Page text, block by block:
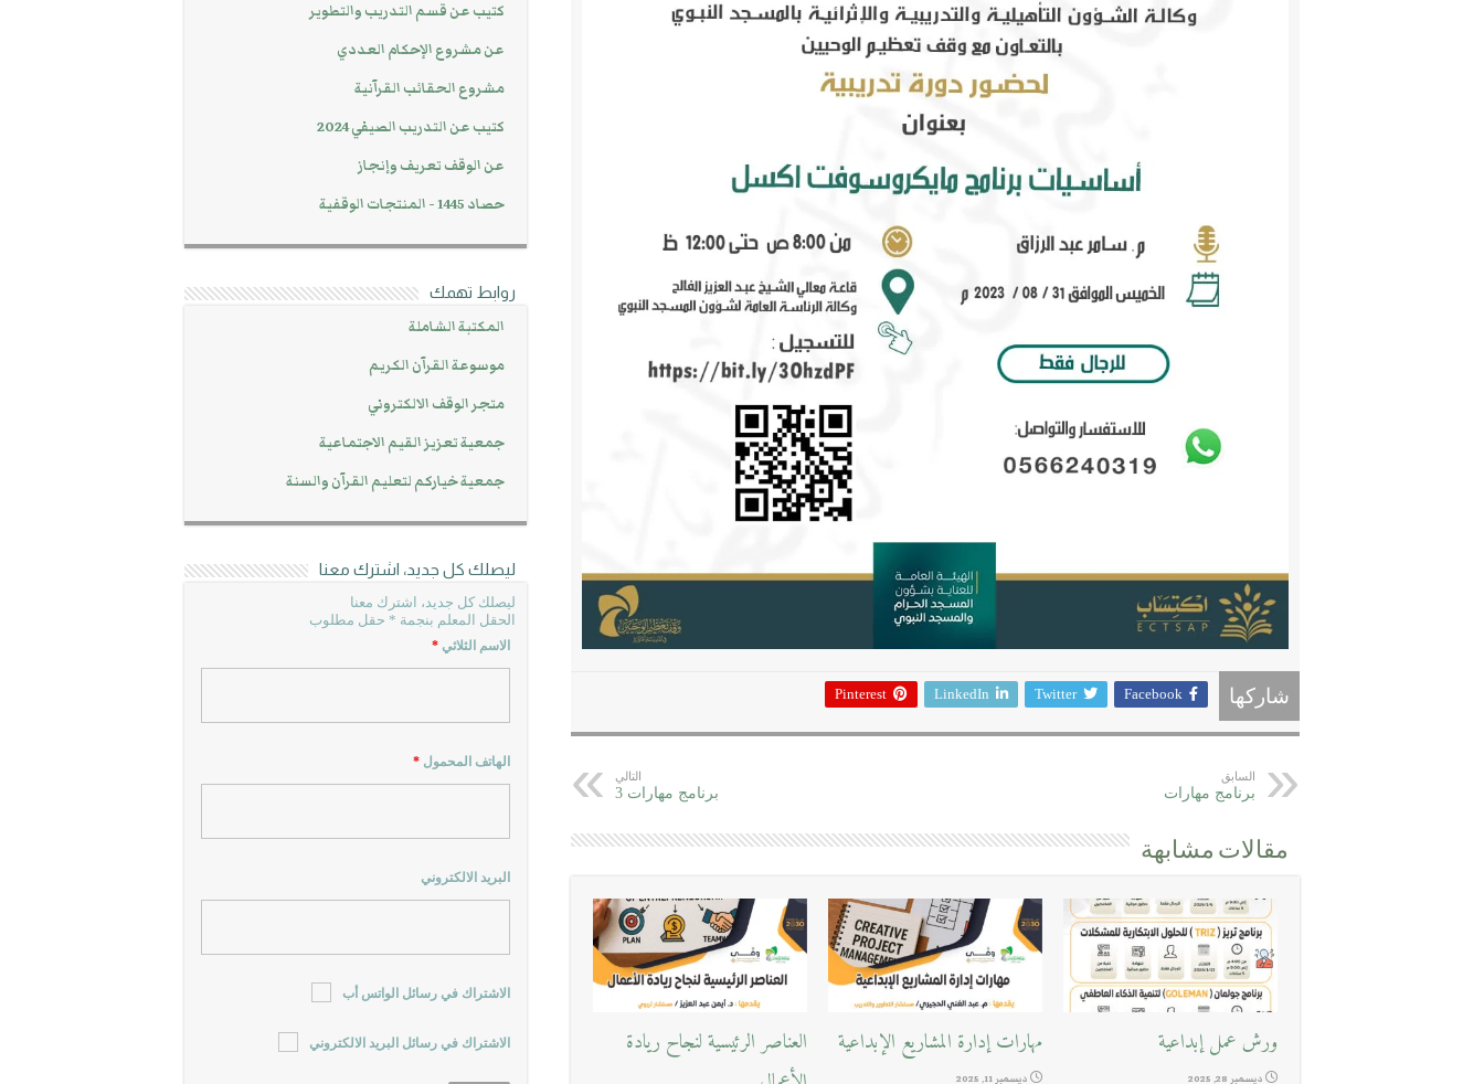
شاركها Facebook
Twitter
LinkedIn
Pinterest
السابق
برنامج مهارات
التالي
برنامج مهارات 3
مقالات مشابهة
ورش عمل إبداعية
ديسمبر 28, 2025
مهارات إدارة المشاريع الإبداعية
ديسمبر 11, 2025
العناصر الرئيسية لنجاح ريادة
كتيب عن قسم التدريب والتطوير
عن مشروع الإحكام العددي
مشروع الحقائب القرآنية
كتيب عن التدريب الصيفي 2024
عن الوقف تعريف وإنجاز
حصاد 1445 - المنتجات الوقفية
روابط تهمك
المكتبة الشاملة
موسوعة القرآن الكريم
متجر الوقف الالكتروني
جمعية تعزيز القيم الاجتماعية
جمعية خياركم لتعليم القرآن والسنة
ليصلك كل جديد، اشترك معنا
ليصلك كل جديد، اشترك معنا
الحقل المعلم بنجمة * حقل مطلوب
الاسم الثلاثي *
الهاتف المحمول *
البريد الالكتروني
الاشتراك في رسائل الواتس أب
الاشتراك في رسائل البريد الالكتروني